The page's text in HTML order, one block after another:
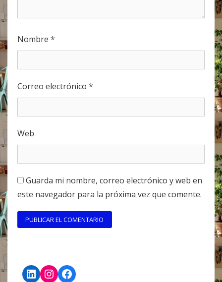
Nombre *
Correo electrónico *
Web
Guarda mi nombre, correo electrónico y web en
este navegador para la próxima vez que comente.
LinkedIn
Instagram
Facebook